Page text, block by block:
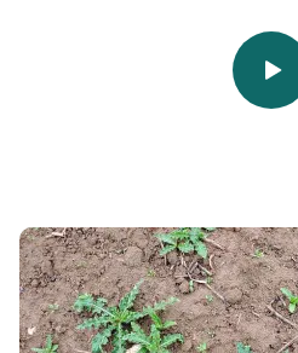
Comment lutter contre le
dans les céréales ?
Pour bien gérer cette plante